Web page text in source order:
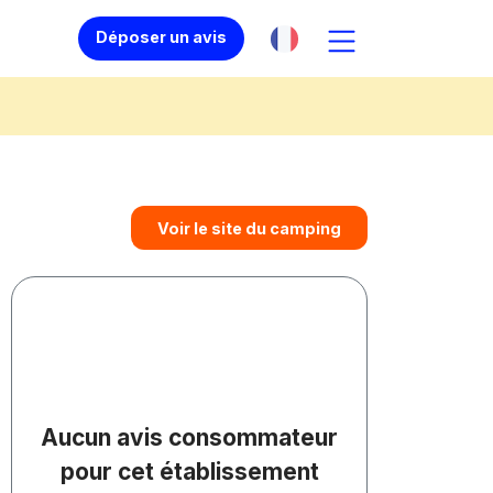
Déposer un avis
Voir le site du camping
Aucun avis consommateur
pour cet établissement